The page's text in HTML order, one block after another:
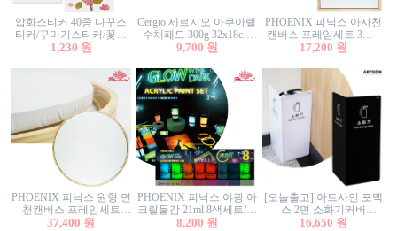
압화스티커 40종 다꾸스
티커/꾸미기스티커/꽃스
티커/압화꽃책갈피/팬시
1,230 원
Cergio 세르지오 아쿠아렐
수채패드 300g 32x18cm
12매 1면제본
9,700 원
PHOENIX 피닉스 아사천
캔버스 프레임세트 3호F
27.3x22cm 캔버스와 올림
17,200 원
PHOENIX 피닉스 원형 면
천캔버스 프레임세트
40cm/원형캔버스/플로팅
37,400 원
PHOENIX 피닉스 야광 아
크릴물감 21ml 8색세트/야
광물감
8,200 원
[오늘출고] 아트사인 포멕
스 2면 소화기커버
1470/1471/소화기커버/소
16,650 원